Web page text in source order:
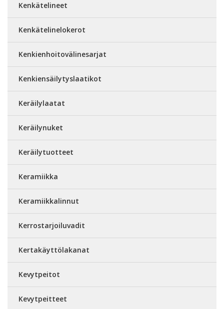
Kenkätelineet
Kenkätelinelokerot
Kenkienhoitovälinesarjat
Kenkiensäilytyslaatikot
Keräilylaatat
Keräilynuket
Keräilytuotteet
Keramiikka
Keramiikkalinnut
Kerrostarjoiluvadit
Kertakäyttölakanat
Kevytpeitot
Kevytpeitteet